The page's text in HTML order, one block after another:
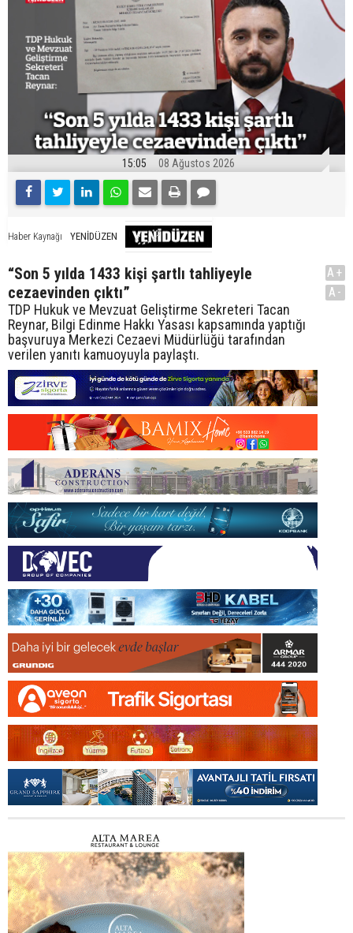
15:05 08 Ağustos 2026
Haber Kaynağı YENİDÜZEN
“Son 5 yılda 1433 kişi şartlı tahliyeyle
cezaevinden çıktı”
TDP Hukuk ve Mevzuat Geliştirme Sekreteri Tacan
Reynar, Bilgi Edinme Hakkı Yasası kapsamında yaptığı
başvuruya Merkezi Cezaevi Müdürlüğü tarafından
verilen yanıtı kamuoyuyla paylaştı.
A+
A-